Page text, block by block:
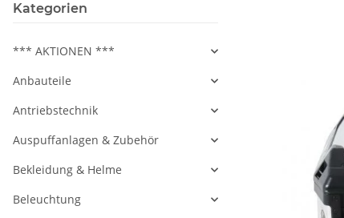
Kategorien
*** AKTIONEN ***
Anbauteile
Antriebstechnik
Auspuffanlagen & Zubehör
Bekleidung & Helme
Beleuchtung